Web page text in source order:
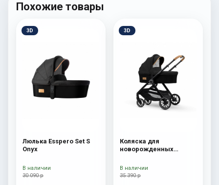
Похожие товары
3D
Люлька Esspero Set S
Onyx
30 090 р
В наличии
3D
Коляска для
новорожденных
35 390 р
В наличии